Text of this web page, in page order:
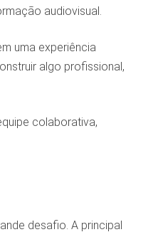
audiovisual.
uma experiência
algo profissional,
colaborativa,
desafio. A principal